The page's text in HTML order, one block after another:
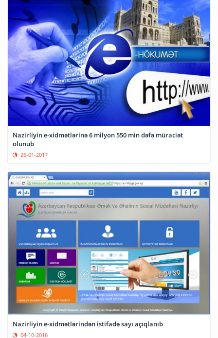
Nazirliyin e-xidmətlərinə 6 milyon 550 min dəfə müraciət
olunub
26-01-2017
Nazirliyin e-xidmətlərindən istifadə sayı açıqlanıb
04-10-2016